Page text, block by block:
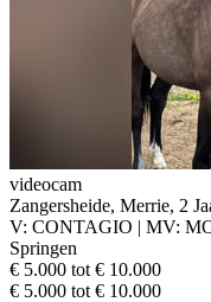
videocam
Zangersheide, Merrie, 2
V: CONTAGIO | MV:
Springen
€ 5.000 tot € 10.000
€ 5.000 tot € 10.000